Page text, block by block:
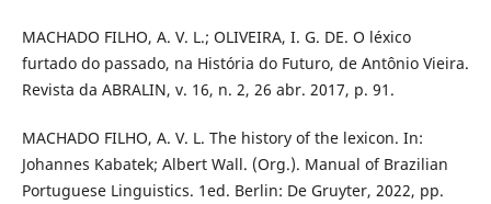
MACHADO FILHO, A. V. L.; OLIVEIRA, I. G. DE. O léxico
furtado do passado, na História do Futuro, de Antônio Vieira.
Revista da ABRALIN, v. 16, n. 2, 26 abr. 2017, p. 91.
MACHADO FILHO, A. V. L. The history of the lexicon. In:
Johannes Kabatek; Albert Wall. (Org.). Manual of Brazilian
Portuguese Linguistics. 1ed. Berlin: De Gruyter, 2022, pp.